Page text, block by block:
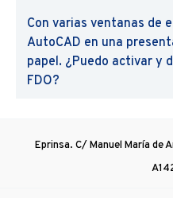
Con varias ventanas de
AutoCAD en una
papel. ¿Puedo activar y
FDO?
Eprinsa. C/ Manuel María de